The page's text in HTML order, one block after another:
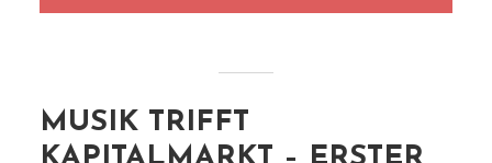
MUSIK TRIFFT